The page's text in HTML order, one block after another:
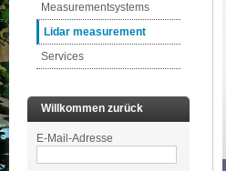
Measurementsystems
Lidar measurement
Services
Willkommen zurück
E-Mail-Adresse